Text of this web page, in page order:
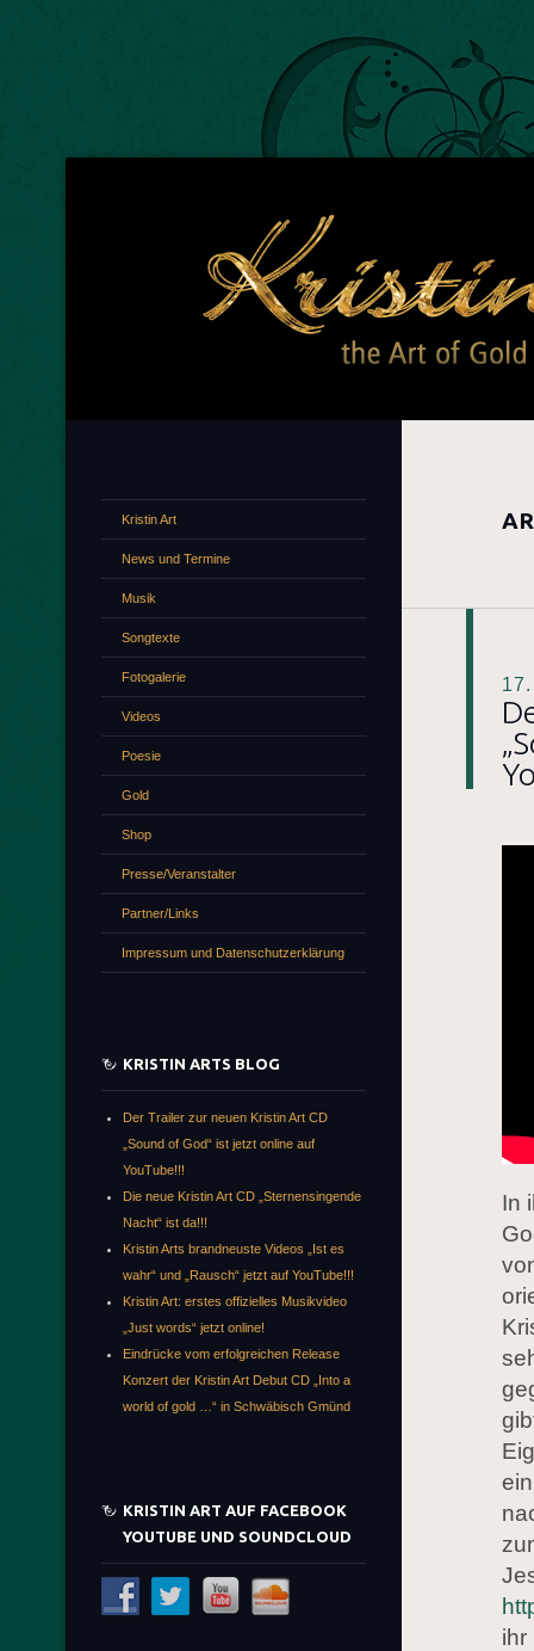
In
ihr
Kristin Art
News und Termine
Musik
Songtexte
Fotogalerie
Videos
Poesie
Gold
Shop
Presse/Veranstalter
Partner/Links
Impressum und Datenschutzerklärung
KRISTIN ARTS BLOG
Der Trailer zur neuen Kristin Art CD
„Sound of God“ ist jetzt online auf
YouTube!!!
Die neue Kristin Art CD „Sternensingende
Nacht“ ist da!!!
Kristin Arts brandneuste Videos „Ist es
wahr“ und „Rausch“ jetzt auf YouTube!!!
Kristin Art: erstes offizielles Musikvideo
„Just words“ jetzt online!
Eindrücke vom erfolgreichen Release
Konzert der Kristin Art Debut CD „Into a
world of gold …“ in Schwäbisch Gmünd
KRISTIN ART AUF FACEBOOK
YOUTUBE UND SOUNDCLOUD